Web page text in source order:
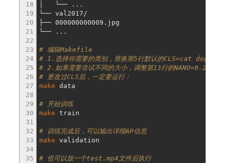
18
19
20
21
22
23
24
25
26
27
28
29
30
31
32
33
34
35
│ └── ...
└── val2017/
├── 000000000009.jpg
└── ...
# 编辑Makefile
# 1.选择你需要的类别，替换第5行默认的CLS=cat dog
# 2.如果需要尝试不同的大小，调整第13行的NANO=0.25
# 更改过CLS后，一定要运行：
make data
# 开始训练
make train
# 训练完成后，可以输出详细AP信息
make validation
# 也可以放一个test.mp4文件后执行